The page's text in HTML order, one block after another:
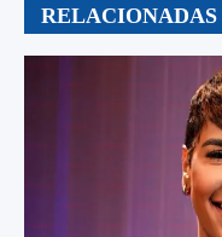
RELACIONADAS